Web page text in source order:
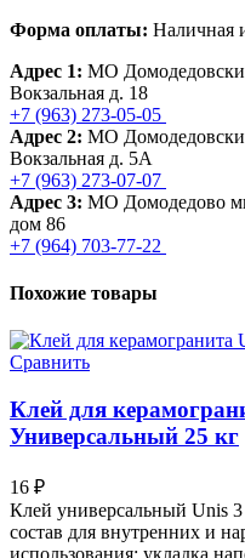
Форма оплаты: Наличная
Адрес 1: МО
Вокзальная д. 18
+7 (963) 273-05-05
Адрес 2: МО
Вокзальная д. 5А
+7 (963) 273-07-07
Адрес 3: МО Домодедово
дом 86
+7 (964) 703-77-22
Похожие товары
Сравнить
Клей для
Универсальный 25 кг
16 ₽
Клей универсальный Unis
состав для внутренних и
использования: укладка